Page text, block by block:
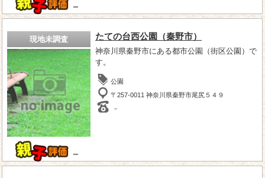
－
現地未調査
－
たての台西公園（秦野市）
神奈川県秦野市にある都市公園（街区公園）で
す。
公園
〒257-0011 神奈川県秦野市尾尻５４９
－